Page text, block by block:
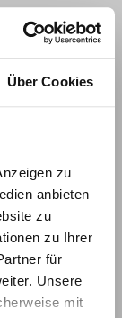
Über Cookies
zu
anbieten
zu
zu Ihrer
für
Unsere
mit